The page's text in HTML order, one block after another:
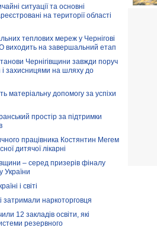
ситуації та основні
на території області
теплових мереж у Чернігові
виходить на завершальний етап
Чернігівщини завжди поруч
захисницями на шляху до
матеріальну допомогу за успіхи
простір за підтримки
працівника Костянтин Мегем
дитячої лікарні
– серед призерів фіналу
України
і світі
затримали наркоторговця
12 закладів освіти, які
резервного